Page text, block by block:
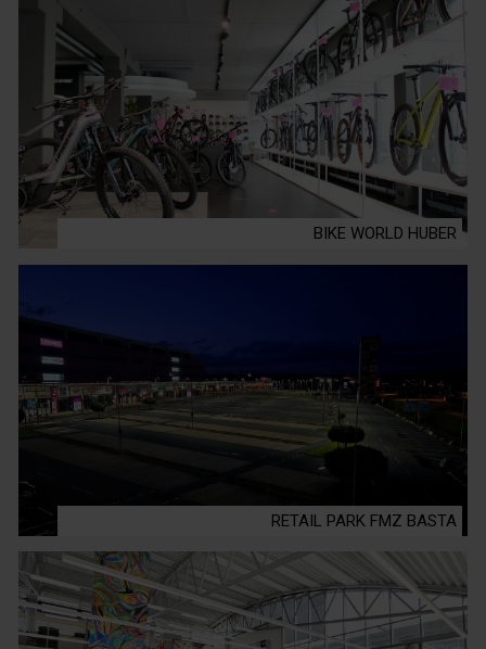
BIKE WORLD HUBER
RETAIL PARK FMZ BASTA